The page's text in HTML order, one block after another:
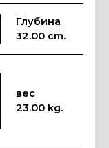
Глубина
32.00 cm.
вес
23.00 kg.